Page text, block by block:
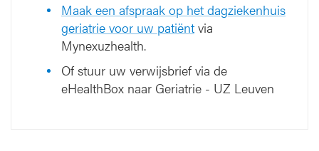
Maak een afspraak op het dagziekenhuis
geriatrie voor uw patiënt via
Mynexuzhealth.
Of stuur uw verwijsbrief via de
eHealthBox naar Geriatrie - UZ Leuven